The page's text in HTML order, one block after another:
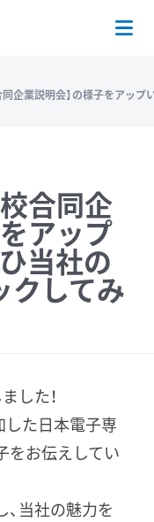
同企業説明会】の様子をアッ
合同企
アップ
当社の
クしてみ
した！
した日本電子専
をお伝えしてい
当社の魅力を